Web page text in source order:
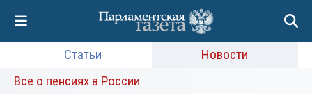
Статьи
Новости
Все о пенсиях в России